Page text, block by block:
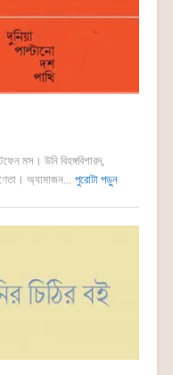
মস। উনি বিহঙ্গবিশারদ,
অ্যামাজন... পুরোটা পড়ুন